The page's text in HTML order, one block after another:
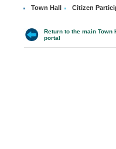
Town Hall Citizen
Return to the main Town
portal